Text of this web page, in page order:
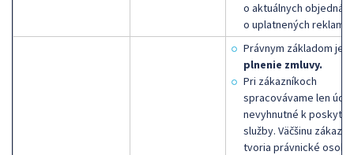
o aktuálnych
o uplatnených
Právnym základom je
plnenie zmluvy.
Pri zákazníkoch
spracovávame len
nevyhnutné k
služby. Väčšinu
tvoria právnické